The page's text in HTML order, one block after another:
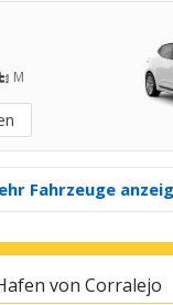
M
Fahrzeuge
von Corralejo